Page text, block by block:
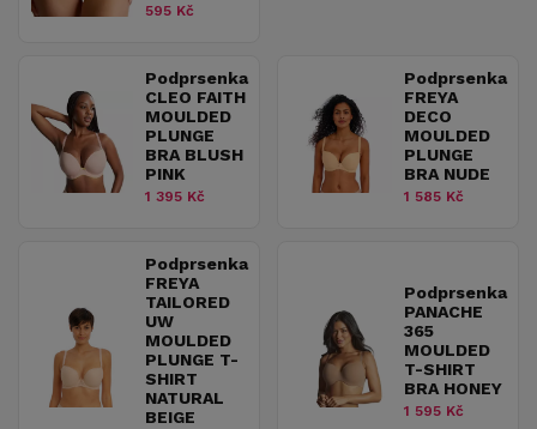
595 Kč
Podprsenka
CLEO FAITH
MOULDED
PLUNGE
BRA BLUSH
PINK
1 395 Kč
Podprsenka
FREYA
DECO
MOULDED
PLUNGE
BRA NUDE
1 585 Kč
Podprsenka
FREYA
TAILORED
UW
MOULDED
PLUNGE T-
SHIRT
NATURAL
BEIGE
Podprsenka
PANACHE
365
MOULDED
T-SHIRT
BRA HONEY
1 595 Kč